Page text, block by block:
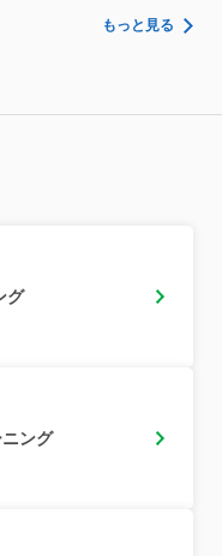
もっと見る
グ
ング